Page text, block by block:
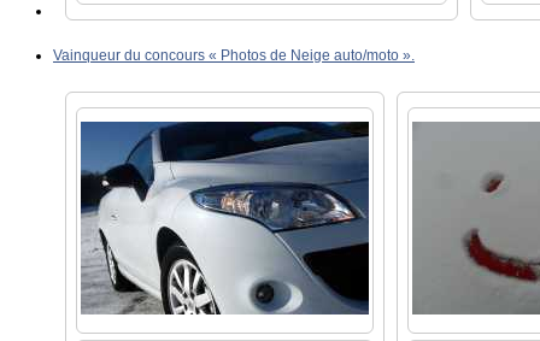
Vainqueur du concours « Photos de Neige auto/moto ».